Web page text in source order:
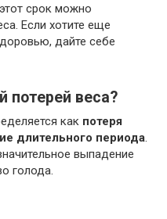
срок можно
Если хотите еще
дайте себе
потерей веса?
как потеря
длительного периода.
выпадение
голода.